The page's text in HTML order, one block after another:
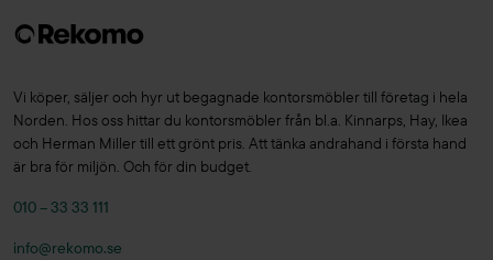
Vi köper, säljer och hyr ut begagnade kontorsmöbler till företag i hela
Norden. Hos oss hittar du kontorsmöbler från bl.a. Kinnarps, Hay, Ikea
och Herman Miller till ett grönt pris. Att tänka andrahand i första hand
är bra för miljön. Och för din budget.
010 – 33 33 111
info@rekomo.se